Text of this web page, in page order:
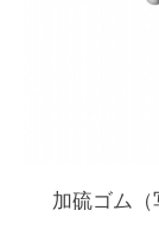
加硫ゴム（